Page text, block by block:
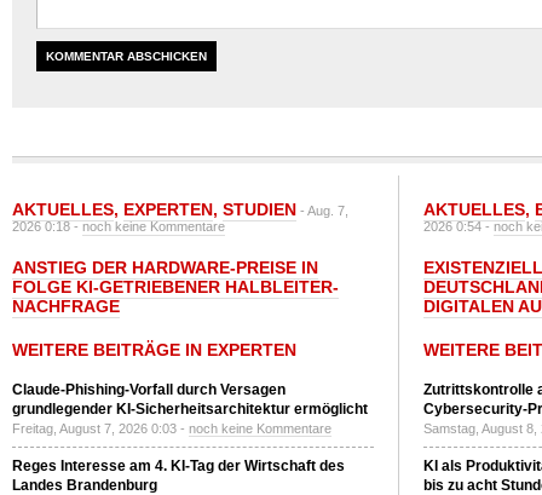
AKTUELLES, EXPERTEN, STUDIEN - Aug. 7,
2026 0:18 -noch keine Kommentare
ANSTIEG DER HARDWARE-PREISE IN
FOLGE KI-GETRIEBENER HALBLEITER-
NACHFRAGE
WEITERE BEITRÄGE IN EXPERTEN
Claude-Phishing-Vorfall durch Versagen
grundlegender KI-Sicherheitsarchitektur ermöglicht
Freitag, August 7, 2026 0:03 - noch keine Kommentare
Reges Interesse am 4. KI-Tag der Wirtschaft des
Landes Brandenburg
AKTUELLES,
2026 0:54 -noch
DIGITALEN
WEITERE
Zutrittskontrolle
Cybersecurity-
Samstag, August
KI als
bis zu acht